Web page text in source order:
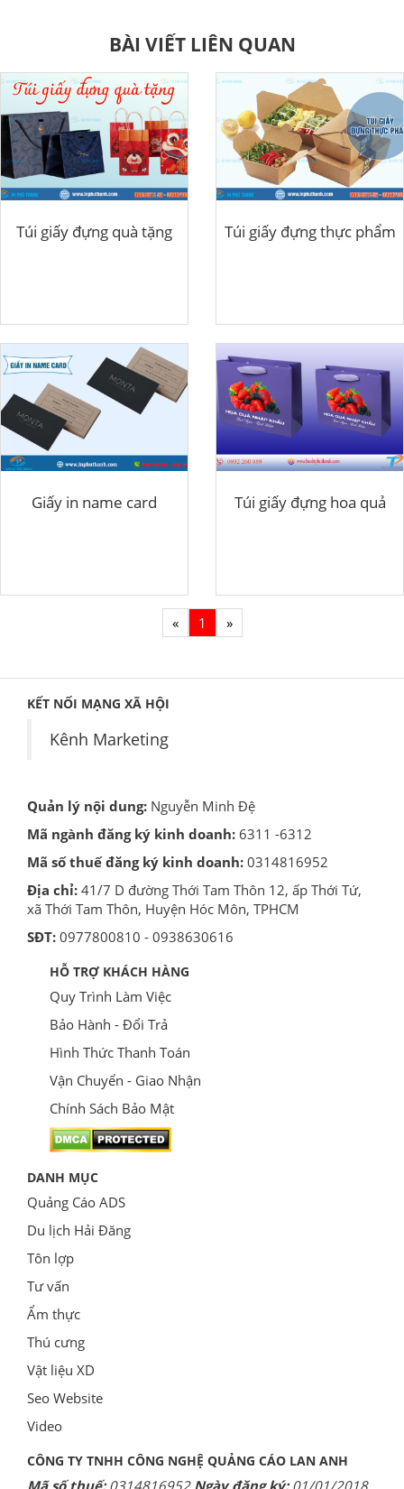
BÀI VIẾT LIÊN QUAN
Túi giấy đựng quà tặng Túi giấy đựng thực phẩm
Giấy in name card Túi giấy đựng hoa quả
« 1 »
KẾT NỐI MẠNG XÃ HỘI
Kênh Marketing
Quản lý nội dung: Nguyễn Minh Đệ
Mã ngành đăng ký kinh doanh: 6311 -6312
Mã số thuế đăng ký kinh doanh: 0314816952
Địa chỉ: 41/7 D đường Thới Tam Thôn 12, ấp Thới Tứ,
xã Thới Tam Thôn, Huyện Hóc Môn, TPHCM
SĐT: 0977800810 - 0938630616
HỖ TRỢ KHÁCH HÀNG
Quy Trình Làm Việc
Bảo Hành - Đổi Trả
Hình Thức Thanh Toán
Vận Chuyển - Giao Nhận
Chính Sách Bảo Mật
DANH MỤC
Quảng Cáo ADS
Du lịch Hải Đăng
Tôn lợp
Tư vấn
Ẩm thực
Thú cưng
Vật liệu XD
Seo Website
Video
CÔNG TY TNHH CÔNG NGHỆ QUẢNG CÁO LAN ANH